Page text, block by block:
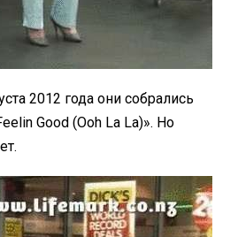
2012 года они собрались
Good (Ooh La La)». Но